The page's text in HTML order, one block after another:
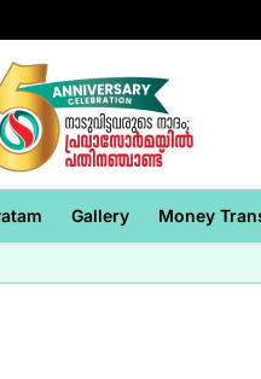
Gallery Money